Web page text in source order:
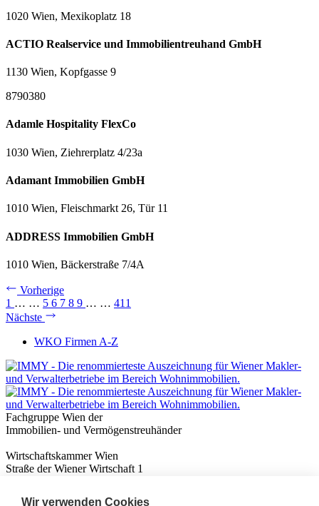
1020 Wien, Mexikoplatz 18
ACTIO Realservice und Immobilientreuhand GmbH
1130 Wien, Kopfgasse 9
8790380
Adamle Hospitality FlexCo
1030 Wien, Ziehrerplatz 4/23a
Adamant Immobilien GmbH
1010 Wien, Fleischmarkt 26, Tür 11
ADDRESS Immobilien GmbH
1010 Wien, Bäckerstraße 7/4A
Vorherige
1 … … 5 6 7 8 9 … … 411
Nächste
WKO Firmen A-Z
Fachgruppe Wien der
Immobilien- und Vermögenstreuhänder
Wirtschaftskammer Wien
Straße der Wiener Wirtschaft 1
Wir verwenden Cookies